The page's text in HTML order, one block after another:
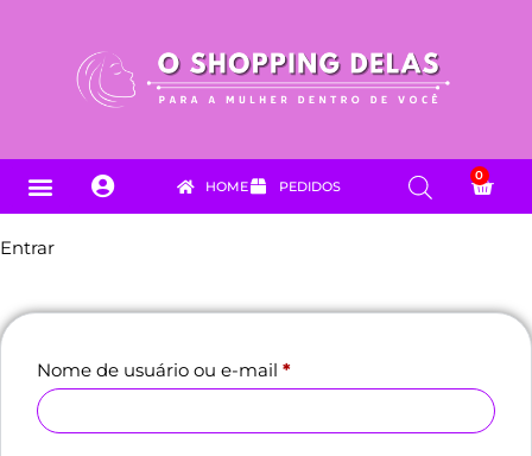
HOME PEDIDOS
0
Entrar
Nome de usuário ou e-mail *